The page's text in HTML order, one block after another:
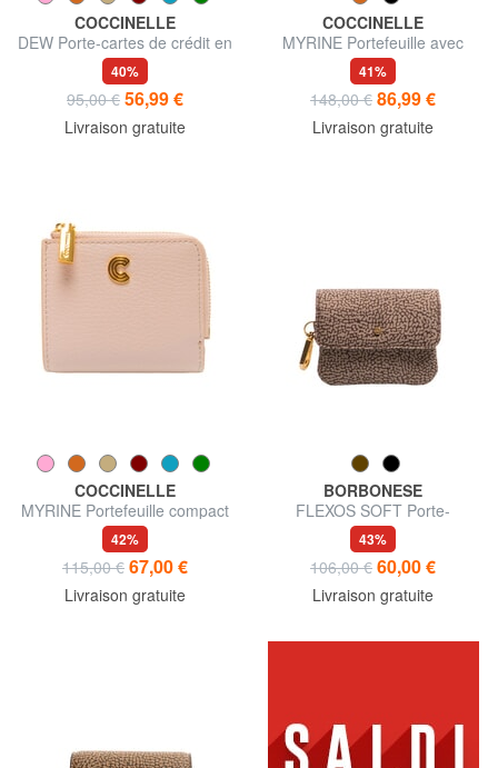
COCCINELLE
DEW Porte-cartes de crédit en
cuir
40%
95,00 € 56,99 €
Livraison gratuite
COCCINELLE
MYRINE Portefeuille avec
porte-monnaie, en cuir
41%
148,00 € 86,99 €
Livraison gratuite
COCCINELLE
MYRINE Portefeuille compact
en cuir
42%
115,00 € 67,00 €
Livraison gratuite
BORBONESE
FLEXOS SOFT Porte-
monnaie avec mousqueton
43%
106,00 € 60,00 €
Livraison gratuite